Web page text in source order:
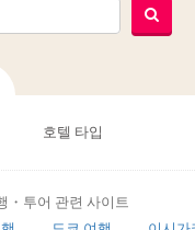
호텔 타입
투어 관련 사이트